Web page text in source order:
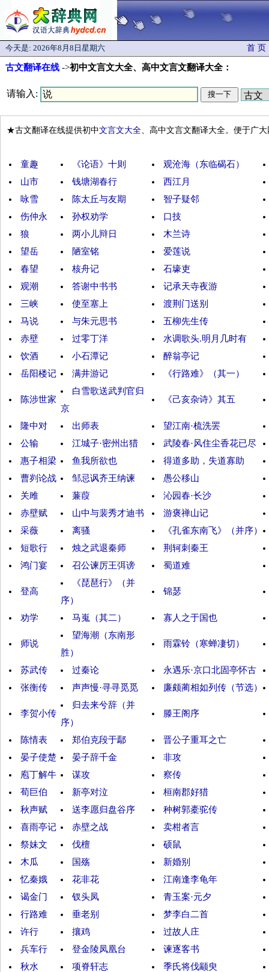
今天是: 2026年8月8日星期六 首 页
古文翻译在线 ->初中文言文大全、高中文言文翻译大全：
请输入:
★古文翻译在线提供初中文言文大全、高中文言文翻译大全。便于广
童趣 《论语》十则
观沧海（东临碣石）
山市
钱塘湖春行
西江月
咏雪
陈太丘与友期
智子疑邻
伤仲永
孙权劝学
口技
狼
两小儿辩日
木兰诗
望岳
陋室铭
爱莲说
春望
核舟记
石壕吏
观潮
答谢中书书
记承天寺夜游
三峡
使至塞上
渡荆门送别
马说
与朱元思书
五柳先生传
赤壁
过零丁洋
水调歌头.明月几时有
饮酒
小石潭记
醉翁亭记
岳阳楼记
满井游记 《行路难》（其一）
陈涉世家
白雪歌送武判官归
京
《己亥杂诗》其五
隆中对 出师表
望江南·梳洗罢
公输
江城子·密州出猎
武陵春·风住尘香花已尽
惠子相梁
鱼我所欲也
得道多助，失道寡助
曹刿论战
邹忌讽齐王纳谏
愚公移山
关雎
蒹葭
沁园春·长沙
赤壁赋
山中与裴秀才迪书
游褒禅山记
采薇
离骚
《孔雀东南飞》（并序）
短歌行
烛之武退秦师
荆轲刺秦王
鸿门宴
召公谏厉王弭谤 蜀道难
登高
《琵琶行》（并
序）
锦瑟
劝学 马嵬（其二） 寡人之于国也
师说
望海潮（东南形
胜）
雨霖铃（寒蝉凄切）
苏武传 过秦论
永遇乐·京口北固亭怀古
张衡传
声声慢·寻寻觅觅 廉颇蔺相如列传（节选）
李贺小传
归去来兮辞（并
序）
滕王阁序
陈情表 郑伯克段于鄢
晋公子重耳之亡
晏子使楚
晏子辞千金
非攻
庖丁解牛
谋攻
察传
荀巨伯
新亭对泣
桓南郡好猎
秋声赋
送李愿归盘谷序
种树郭橐驼传
喜雨亭记
赤壁之战
卖柑者言
祭妹文
伐檀
硕鼠
木瓜
国殇
新婚别
忆秦娥
花非花
江南逢李龟年
谒金门
钗头凤
青玉案·元夕
行路难
垂老别
梦李白二首
许行
攘鸡
过故人庄
兵车行
登金陵凤凰台
谏逐客书
秋水
项脊轩志
季氏将伐颛臾